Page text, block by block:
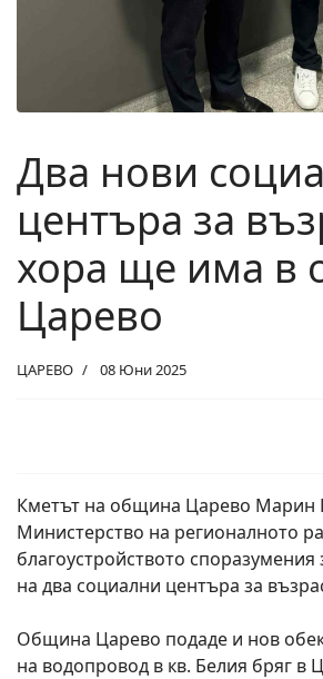
Два нови
центъра за
хора ще има в
Царево
ЦАРЕВО 08 Юни 2025
Кметът на община Царево Марин
Министерство на регионалното
благоустройството
на два социални центъра за
Община Царево подаде и нов
на водопровод в кв. Белия бряг в